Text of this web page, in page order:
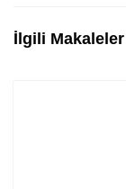
İlgili Makaleler